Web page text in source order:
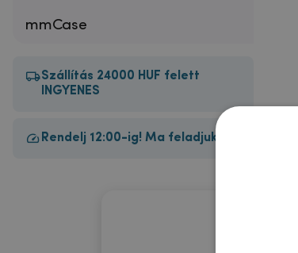
mmCase
Szállítás 24000 HUF felett
INGYENES
Rendelj 12:00-ig! Ma feladjuk!